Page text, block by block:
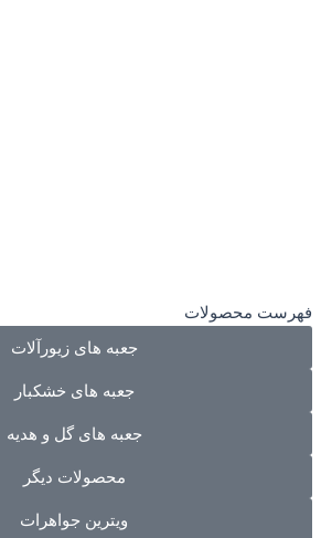
فهرست محصولات
جعبه های زیورآلات
جعبه های خشکبار
جعبه های گل و هدیه
محصولات دیگر
ویترین جواهرات